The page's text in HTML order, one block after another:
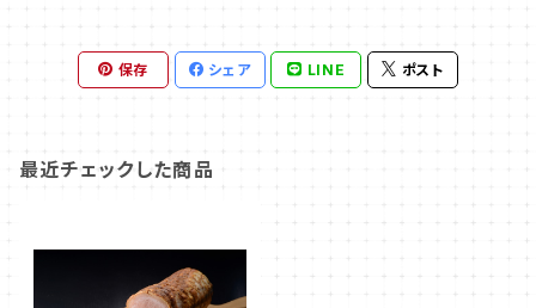
保存 シェア LINE ポスト
最近チェックした商品